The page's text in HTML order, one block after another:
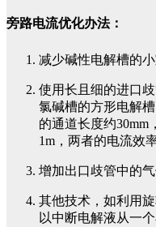
旁路电流优化办法：
减少碱性电解槽的小
使用长且细的进口
氯碱槽的方形电解
的通道长度约
1m，两者的电流效
增加出口歧管中的
其他技术，如利用
以中断电解液从一